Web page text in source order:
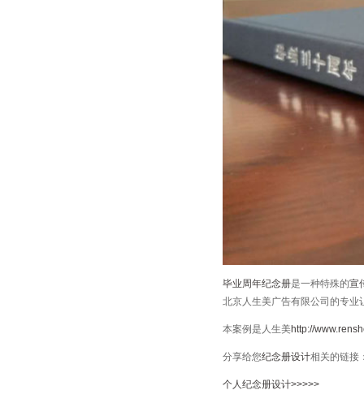
毕业周年纪念册是一种特殊的宣
北京人生美广告有限公司的专业
本案例是人生美http://
分享给您纪念册设计相关的链接
个人纪念册设计>>>>>